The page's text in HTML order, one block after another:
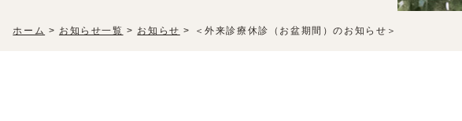
ホーム > お知らせ一覧 > お知らせ > ＜外来診療休診（お盆期間）のお知らせ＞